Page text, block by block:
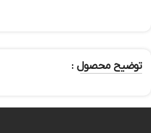
توضیح محصول :